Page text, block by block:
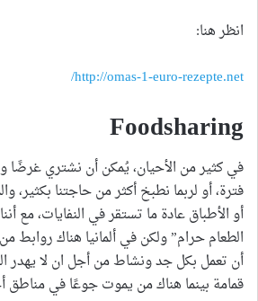
انظر هنا:
http://omas-1-euro-rezepte.net/
Foodsharing
في كثير من الأحيان، يُمكن أن نشتري غرضًا
فترة، أو لربما نطبخ أكثر من حاجتنا
أو الأطباق عادة ما تستقر في النفايات، مع
الطعام حرام” ولكن في ألمانيا هناك روابط
أن تعمل بكل جد ونشاط من أجل ان لا يهدر
قمامة بينما هناك من يموت جوعًا في مناطق